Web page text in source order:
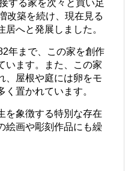
する家を次々と買い足
改築を続け、現在見る
へと発展しました。
年まで、この家を創作
います。また、この家
、屋根や庭には卵をモ
置かれています。
を象徴する特別な存在
絵画や彫刻作品にも繰